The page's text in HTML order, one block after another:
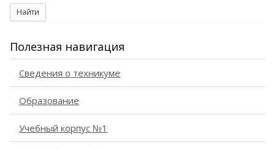
Найти
Полезная навигация
Сведения о техникуме
Образование
Учебный корпус №1